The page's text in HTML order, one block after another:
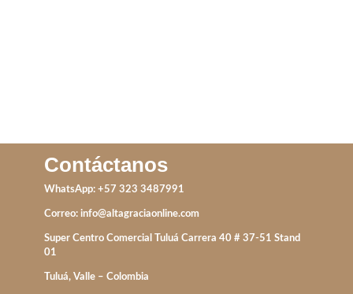
Contáctanos
WhatsApp: +57 323 3487991
Correo: info@altagraciaonline.com
Super Centro Comercial Tuluá Carrera 40 # 37-51 Stand
01
Tuluá, Valle – Colombia